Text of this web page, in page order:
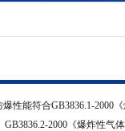
能符合GB3836.1-2000《
2000《爆炸性气